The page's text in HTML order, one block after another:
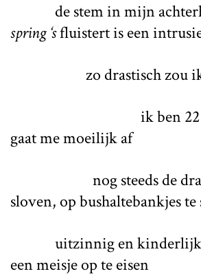
de stem in mijn
spring ‘sfluistert is een
zo drastisch zou
ik ben
gaat me moeilijk af
nog steeds de
sloven, op bushaltebankjes
uitzinnig en kinderlijk
een meisje op te eisen